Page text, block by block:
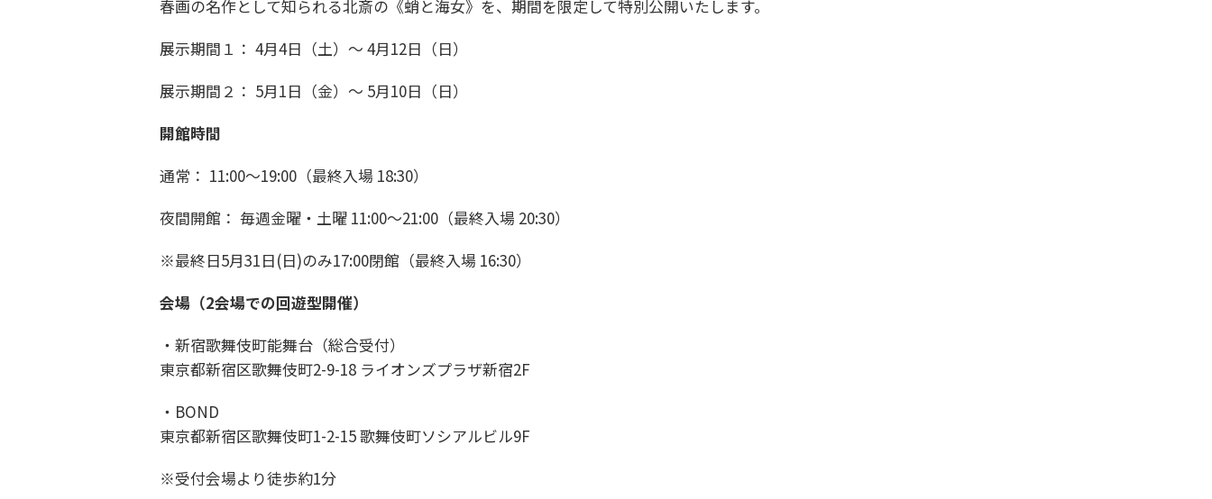
春画の名作として知られる北斎の《蛸と海女》を、期間を限定して特別公開いたします。
展示期間１： 4月4日（土）～ 4月12日（日）
展示期間２： 5月1日（金）～ 5月10日（日）
開館時間
通常： 11:00～19:00（最終入場 18:30）
夜間開館： 毎週金曜・土曜 11:00～21:00（最終入場 20:30）
※最終日5月31日(日)のみ17:00閉館（最終入場 16:30）
会場（2会場での回遊型開催）
・新宿歌舞伎町能舞台（総合受付）
東京都新宿区歌舞伎町2-9-18 ライオンズプラザ新宿2F
・BOND
東京都新宿区歌舞伎町1-2-15 歌舞伎町ソシアルビル9F
※受付会場より徒歩約1分